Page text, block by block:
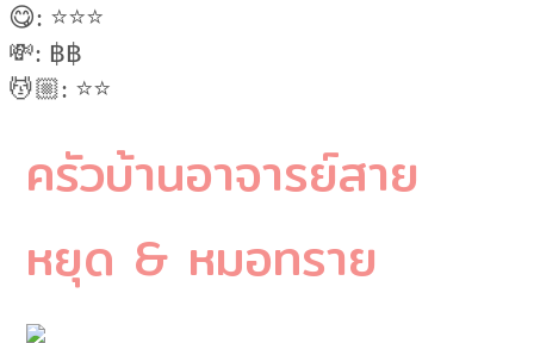
😋: ⭐️⭐️⭐️
💸: ฿฿
💆🏼: ⭐️⭐️
ครัวบ้านอาจารย์สาย
หยุด & หมอทราย